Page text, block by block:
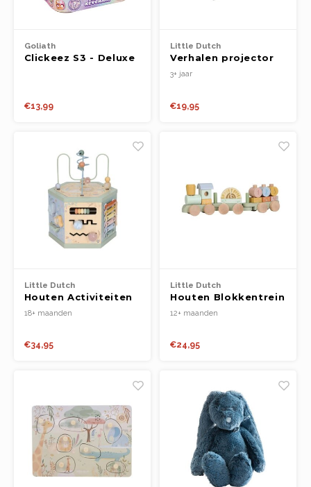
Goliath
Clickeez S3 - Deluxe
€13,99
Little Dutch
Verhalen projector
zaklamp - Safari
3+ jaar
€19,95
Little Dutch
Houten Activiteiten
zeshoek - Safari
18+ maanden
€34,95
Little Dutch
Houten Blokkentrein
- Safari Friends
12+ maanden
€24,95